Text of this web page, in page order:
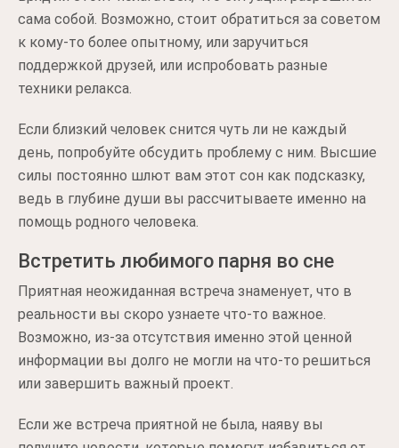
сама собой. Возможно, стоит обратиться за советом
к кому-то более опытному, или заручиться
поддержкой друзей, или испробовать разные
техники релакса.
Если близкий человек снится чуть ли не каждый
день, попробуйте обсудить проблему с ним. Высшие
силы постоянно шлют вам этот сон как подсказку,
ведь в глубине души вы рассчитываете именно на
помощь родного человека.
Встретить любимого парня во сне
Приятная неожиданная встреча знаменует, что в
реальности вы скоро узнаете что-то важное.
Возможно, из-за отсутствия именно этой ценной
информации вы долго не могли на что-то решиться
или завершить важный проект.
Если же встреча приятной не была, наяву вы